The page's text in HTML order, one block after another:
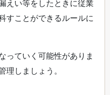
えい等をしたときに従業
すことができるルールに
っていく可能性がありま
理しましょう。